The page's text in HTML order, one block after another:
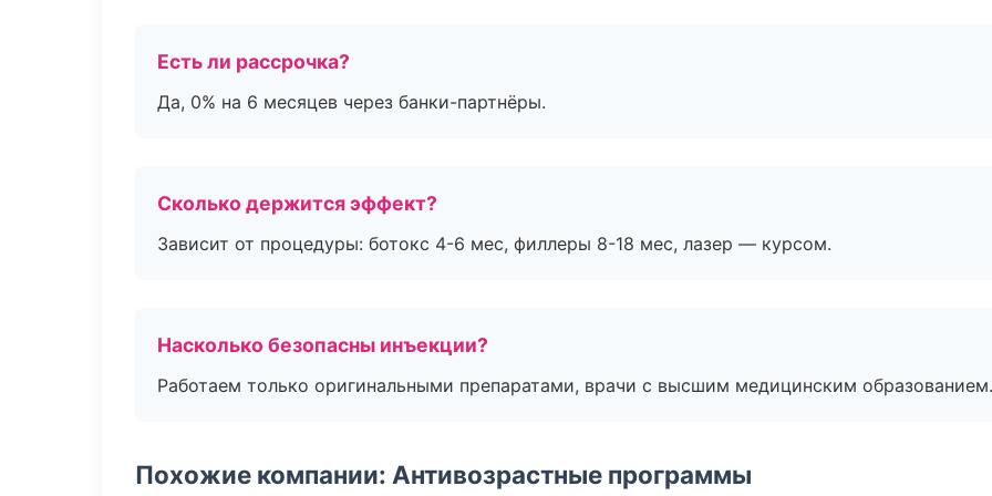
Есть ли рассрочка?
Да, 0% на 6 месяцев через банки-партнёры.
Сколько держится эффект?
Зависит от процедуры: ботокс 4-6 мес, филлеры 8-18 мес, лазер — курсом.
Насколько безопасны инъекции?
Работаем только оригинальными препаратами, врачи с высшим медицинским образованием.
Похожие компании: Антивозрастные программы